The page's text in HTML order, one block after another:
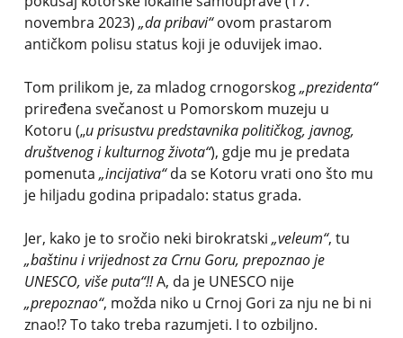
novembra 2023) „da pribavi“ovom prastarom
antičkom polisu status koji je oduvijek imao.
Tom prilikom je, za mladog crnogorskog„prezidenta“
priređena svečanost u Pomorskom muzeju u
Kotoru („u prisustvu predstavnika političkog, javnog,
društvenog i kulturnog života“), gdje mu je predata
pomenuta „incijativa“da se Kotoru vrati ono što mu
je hiljadu godina pripadalo: status grada.
Jer, kako je to sročio neki birokratski „veleum“, tu
„baštinu i vrijednost za Crnu Goru, prepoznao je
UNESCO, više puta“!!A, da je UNESCO nije
„prepoznao“, možda niko u Crnoj Gori za nju ne bi ni
znao!? To tako treba razumjeti. I to ozbiljno.